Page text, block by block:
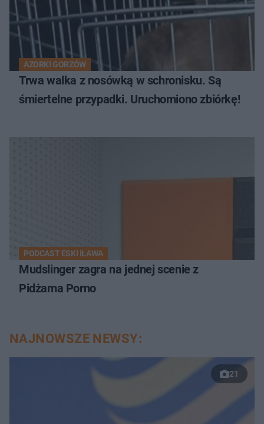
AZORKI GORZÓW
Trwa walka z nosówką w schronisku. Są
śmiertelne przypadki. Uruchomiono zbiórkę!
PODCAST ESKI IŁAWA
Mudslinger zagra na jednej scenie z
Pidżama Porno
NAJNOWSZE NEWSY:
21